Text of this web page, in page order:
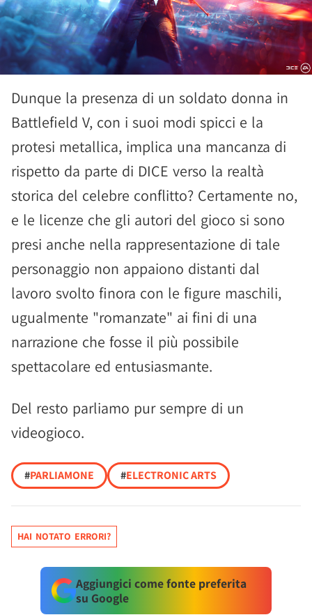
Dunque la presenza di un soldato donna in
Battlefield V, con i suoi modi spicci e la
protesi metallica, implica una mancanza di
rispetto da parte di DICE verso la realtà
storica del celebre conflitto? Certamente no,
e le licenze che gli autori del gioco si sono
presi anche nella rappresentazione di tale
personaggio non appaiono distanti dal
lavoro svolto finora con le figure maschili,
ugualmente "romanzate" ai fini di una
narrazione che fosse il più possibile
spettacolare ed entusiasmante.
Del resto parliamo pur sempre di un
videogioco.
#PARLIAMONE #ELECTRONIC ARTS
HAI NOTATO ERRORI?
Aggiungici come fonte preferita
su Google